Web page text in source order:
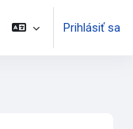
Prihlásiť sa